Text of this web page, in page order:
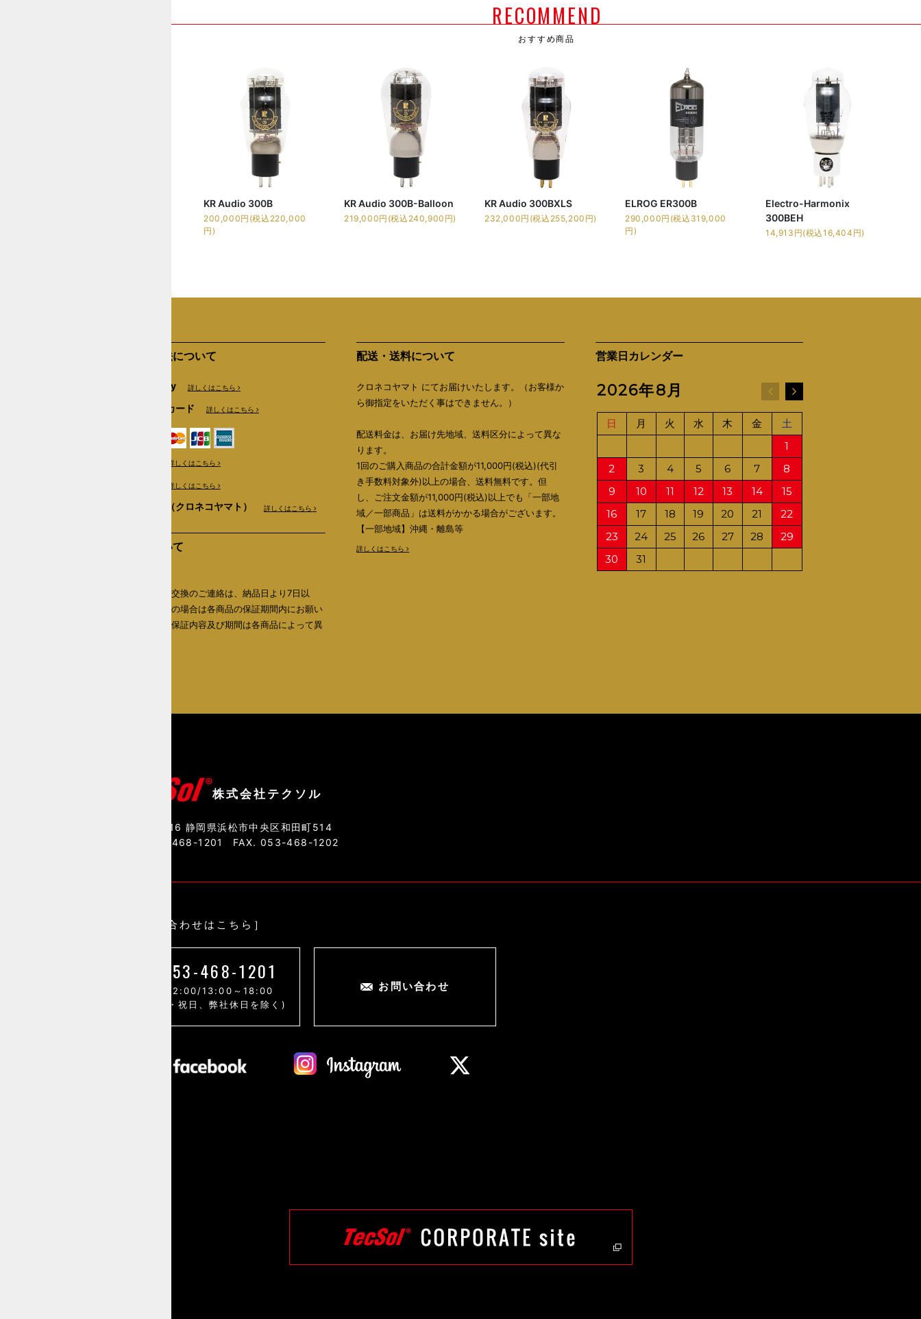
RECOMMEND
おすすめ商品
KR Audio 300B
200,000円(税込220,000
円)
KR Audio 300B-Balloon
219,000円(税込240,900円)
KR Audio 300BXLS
232,000円(税込255,200円)
ELROG ER300B
290,000円(税込319,000
円)
Electro-Harmonix
300BEH
14,913円(税込16,404円)
支払い方法について
Amazon Pay 詳しくはこちら
クレジットカード 詳しくはこちら
詳しくはこちら
詳しくはこちら
商品代引き（クロネコヤマト） 詳しくはこちら
返品について
商品の返品・交換のご連絡は、納品日より7日以
内、初期不良の場合は各商品の保証期間内にお願い
いたします。保証内容及び期間は各商品によって異
配送・送料について
クロネコヤマト にてお届けいたします。（お客様か
ら御指定をいただく事はできません。）
配送料金は、お届け先地域、送料区分によって異な
ります。
1回のご購入商品の合計金額が11,000円(税込)(代引
き手数料対象外)以上の場合、送料無料です。但
し、ご注文金額が11,000円(税込)以上でも「一部地
域／一部商品」は送料がかかる場合がございます。
【一部地域】沖縄・離島等
詳しくはこちら
営業日カレンダー
2026年8月
日 月 火 水 木 金
土
1
2
3 4 5 6 7
8
9
10 11 12 13 14
15
16
17 18 19 20 21
22
23
24 25 26 27 28
29
30
31
株式会社テクソル
〒435-0016 静岡県浜松市中央区和田町514
TEL. 053-468-1201
FAX. 053-468-1202
［お問い合わせはこちら］
053-468-1201
9:00～12:00/13:00～18:00
(土・日・祝日、弊社休日を除く)
お問い合わせ